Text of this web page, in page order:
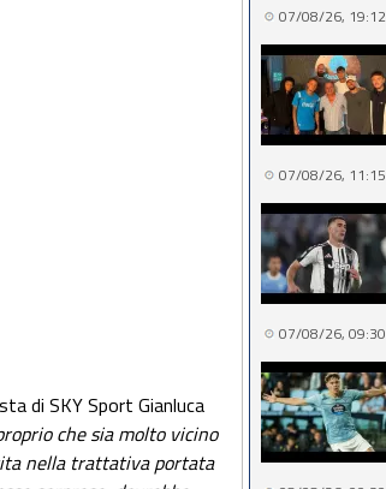
di SKY Sport Gianluca
che sia molto vicino
nella trattativa portata
07/08/26, 19:12
07/08/26, 11:15
07/08/26, 09:30